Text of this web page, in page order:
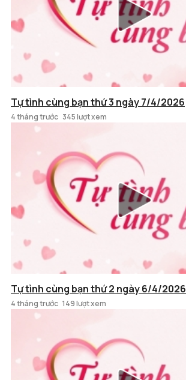
Tự tình cùng bạn thứ 3 ngày 7/4/2026
4 tháng trước 345 lượt xem
Tự tình cùng bạn thứ 2 ngày 6/4/2026
4 tháng trước 149 lượt xem